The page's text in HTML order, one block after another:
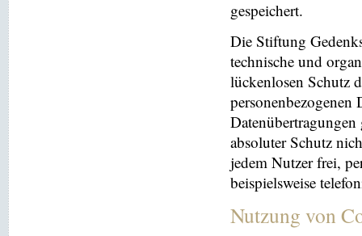
gespeichert.
Die Stiftung
technische und
lückenlosen Schutz
personenbezogenen
absoluter Schutz
jedem Nutzer frei,
beispielsweise
Nutzung von